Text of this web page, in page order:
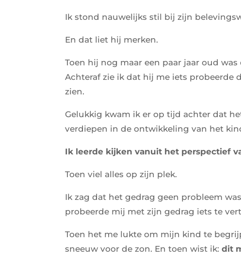
Ik stond nauwelijks stil bij zijn
En dat liet hij merken.
Toen hij nog maar een paar jaar oud
Achteraf zie ik dat hij me iets probeerde
zien.
Gelukkig kwam ik er op tijd achter dat
verdiepen in de ontwikkeling van het
Ik leerde kijken vanuit het perspectief
Toen viel alles op zijn plek.
Ik zag dat het gedrag geen probleem
probeerde mij met zijn gedrag iets te
Toen het me lukte om mijn kind te
sneeuw voor de zon. En toen wist ik:dit